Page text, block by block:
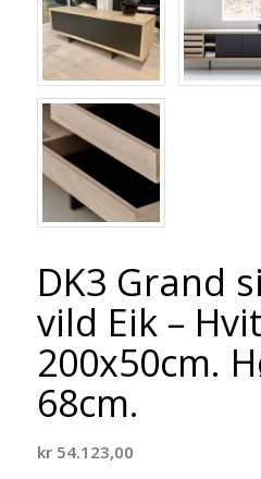
DK3 Grand
vild Eik –
200x50cm.
68cm.
kr54.123,00